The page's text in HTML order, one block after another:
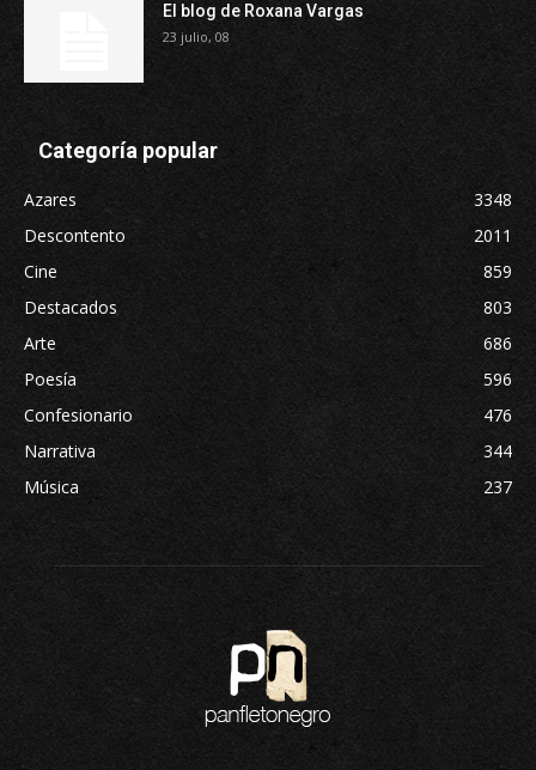
El blog de Roxana Vargas
23 julio, 08
Categoría popular
Azares
3348
Descontento
2011
Cine
859
Destacados
803
Arte
686
Poesía
596
Confesionario
476
Narrativa
344
Música
237